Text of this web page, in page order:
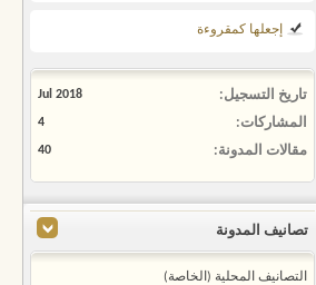
إجعلها كمقروءة
تاريخ التسجيل Jul 2018
المشاركات 4
مقالات المدونة 40
تصانيف المدونة
التصانيف المحلية (الخاصة)